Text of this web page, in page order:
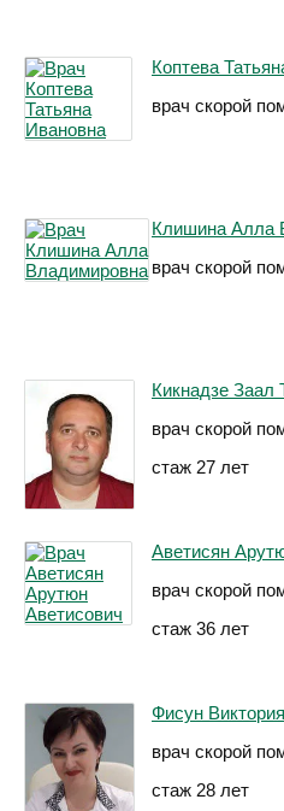
Коптева
врач скорой
Клишина Алла
врач скорой
Кикнадзе Заал
врач скорой
стаж 27 лет
Аветисян
врач скорой
стаж 36 лет
Фисун
врач скорой
стаж 28 лет